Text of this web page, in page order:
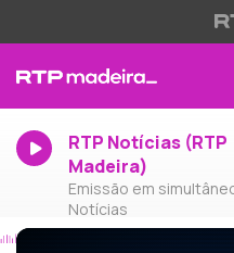
RTP Notícias (RTP
Madeira)
Emissão em
Notícias